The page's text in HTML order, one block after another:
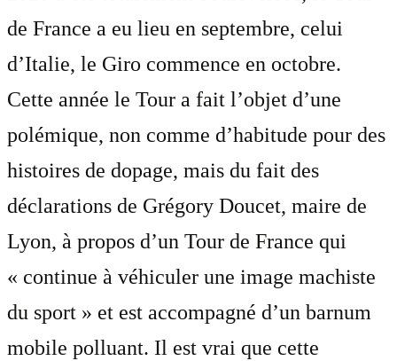
de France a eu lieu en septembre, celui
d’Italie, le Giro commence en octobre.
Cette année le Tour a fait l’objet d’une
polémique, non comme d’habitude pour des
histoires de dopage, mais du fait des
déclarations de Grégory Doucet, maire de
Lyon, à propos d’un Tour de France qui
« continue à véhiculer une image machiste
du sport » et est accompagné d’un barnum
mobile polluant. Il est vrai que cette